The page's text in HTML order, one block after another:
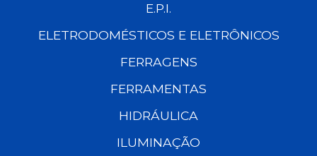
E.P.I.
ELETRODOMÉSTICOS E ELETRÔNICOS
FERRAGENS
FERRAMENTAS
HIDRÁULICA
ILUMINAÇÃO